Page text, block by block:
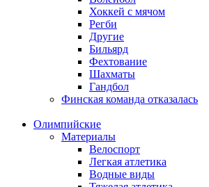
Хоккей с мячом
Регби
Другие
Бильярд
Фехтование
Шахматы
Гандбол
Финская команда отказалась
Олимпийские
Материалы
Велоспорт
Легкая атлетика
Водные виды